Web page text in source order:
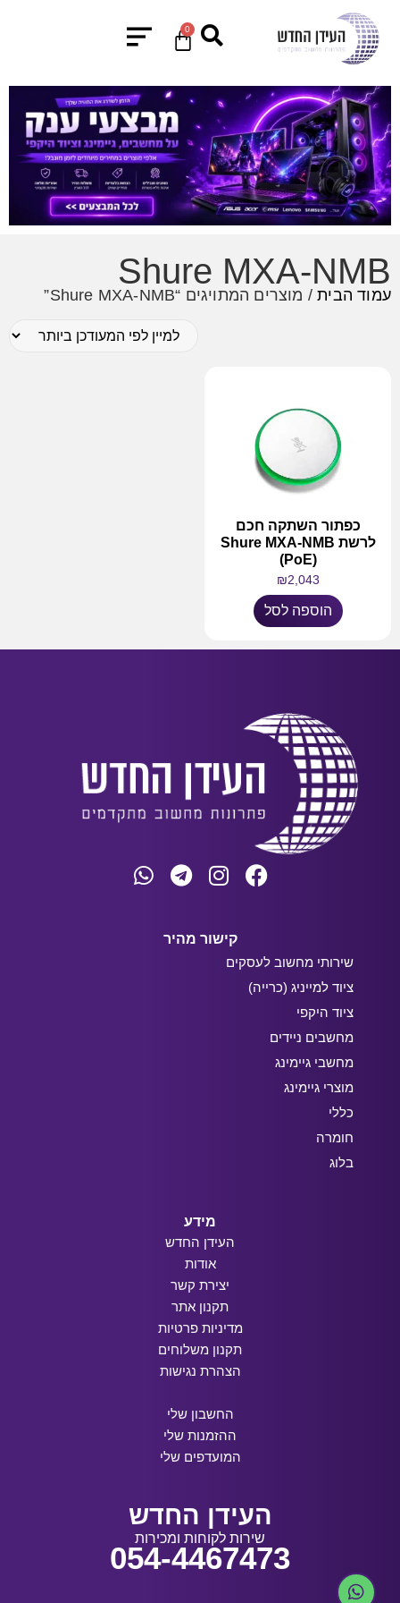
0
Shure MXA-NMB
עמוד הבית/ מוצרים המתויגים “Shure MXA-NMB”
כפתור השתקה חכם
לרשת Shure MXA-NMB
(PoE)
₪2,043
הוספה לסל
קישור מהיר
שירותי מחשוב לעסקים
ציוד למייניג (כרייה)
ציוד היקפי
מחשבים ניידים
מחשבי גיימינג
מוצרי גיימינג
כללי
חומרה
בלוג
מידע
העידן החדש
אודות
יצירת קשר
תקנון אתר
מדיניות פרטיות
תקנון משלוחים
הצהרת נגישות
החשבון שלי
ההזמנות שלי
המועדפים שלי
העידן החדש
שירות לקוחות ומכירות
054-4467473